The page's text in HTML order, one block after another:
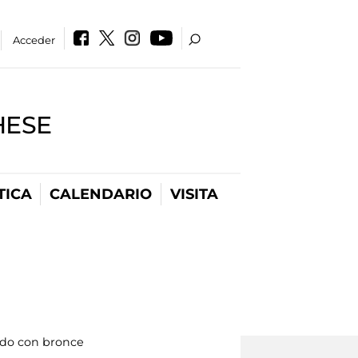
Acceder
CALENDARIO VISITA
con bronce